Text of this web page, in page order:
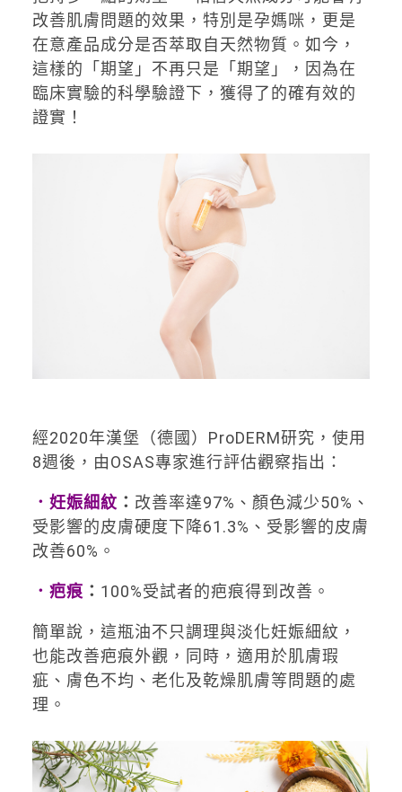
改善肌膚問題的效果，特別是孕媽咪，更是
在意產品成分是否萃取自天然物質。如今，
這樣的「期望」不再只是「期望」，因為在
臨床實驗的科學驗證下，獲得了的確有效的
證實！
經2020年漢堡（德國）ProDERM研究，使用
8週後，由OSAS專家進行評估觀察指出：
．妊娠細紋 ： 改善率達97%、顏色減少50%、
受影響的皮膚硬度下降61.3%、受影響的皮膚
改善60%。
．疤痕 ： 100%受試者的疤痕得到改善。
簡單說，這瓶油不只調理與淡化妊娠細紋，
也能改善疤痕外觀，同時，適用於肌膚瑕
疵、膚色不均、老化及乾燥肌膚等問題的處
理。